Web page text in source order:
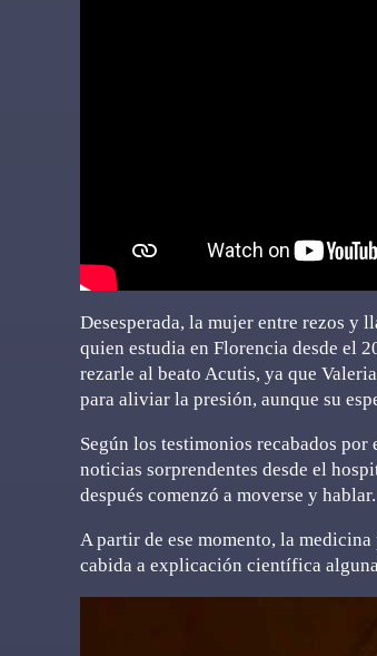
Desesperada, la mujer entre rezos y
quien estudia en Florencia desde el
rezarle al beato Acutis, ya que
para aliviar la presión, aunque su
Según los testimonios recabados
noticias sorprendentes desde el
después comenzó a moverse y hablar.
A partir de ese momento, la
cabida a explicación científica